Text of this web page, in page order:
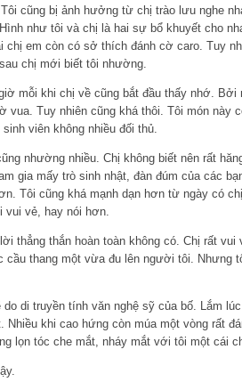
cũng bị ảnh hưởng từ chị trào lưu nghe
như tôi và chị là hai sự bổ khuyết cho
em còn có sở thích đánh cờ caro. Tuy
chị mới biết tôi nhường.
mỗi khi chị về cũng bắt đầu thấy nhớ.
Tuy nhiên cũng khá thôi. Tôi món này
viên không nhiều đối thủ.
nhường nhiều. Chị không biết nên rất
gia mấy trò sinh nhật, đàn đúm của các
Tôi cũng khá mạnh dạn hơn từ ngày có
vui vẻ, hay nói hơn.
thẳng thắn hoàn toàn không có. Chị rất
thang một vừa đu lên người tôi. Nhưng
di truyền tính văn nghệ sỹ của bố. Lắm
khi cao hứng còn múa một vòng rất
lọn tóc che mắt, nháy mắt với tôi một cái